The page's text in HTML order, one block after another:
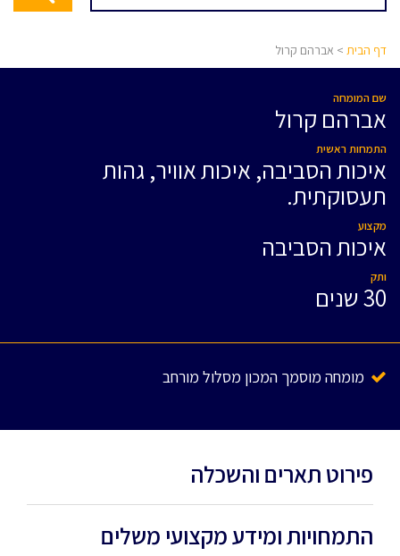
דף הבית > אברהם קרול
שם המומחה
אברהם קרול
התמחות ראשית
איכות הסביבה, איכות אוויר, גהות
תעסוקתית.
מקצוע
איכות הסביבה
ותק
30 שנים
מומחה מוסמך המכון מסלול מורחב
פירוט תארים והשכלה
התמחויות ומידע מקצועי משלים